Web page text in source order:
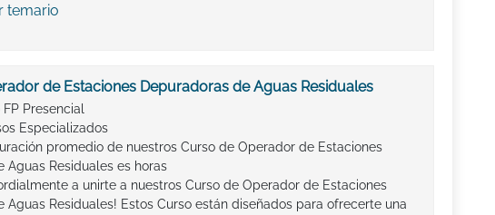
temario
de Estaciones Depuradoras de Aguas Residuales
Presencial
Especializados
promedio de nuestros Curso de Operador de Estaciones
Aguas Residuales es horas
a unirte a nuestros Curso de Operador de Estaciones
Aguas Residuales! Estos Curso están diseñados para ofrecerte una